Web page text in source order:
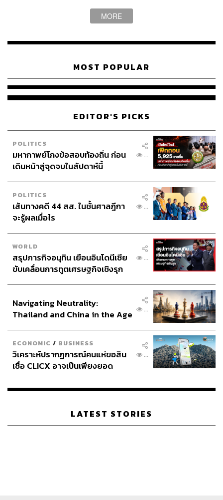
MORE
MOST POPULAR
EDITOR'S PICKS
POLITICS
มหากาพย์โกงข้อสอบท้องถิ่น ก่อน
เดินหน้าสู่จุดจบในสัปดาห์นี้
...
POLITICS
เส้นทางคดี 44 สส. ในชั้นศาลฎีกา
จะรู้ผลเมื่อไร
...
WORLD
สรุปภารกิจอนุทิน เยือนอินโดนีเซีย
ขับเคลื่อนการทูตเศรษฐกิจเชิงรุก
...
Navigating Neutrality:
Thailand and China in the Age
...
ECONOMIC / BUSINESS
วิเคราะห์ปรากฏการณ์คนแห่ขอสิน
เชื่อ CLICX อาจเป็นเพียงยอด
เรือนไทยที่ถูกซุกไว้
...
LATEST STORIES